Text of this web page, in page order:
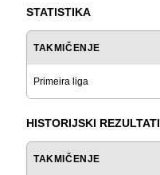
STATISTIKA
TAKMIČENJE
Primeira liga
HISTORIJSKI REZULTATI
TAKMIČENJE